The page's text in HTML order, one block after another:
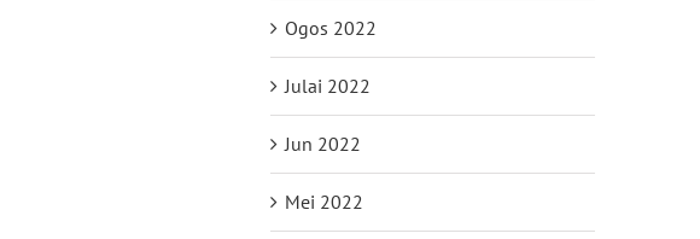
Ogos 2022
Julai 2022
Jun 2022
Mei 2022